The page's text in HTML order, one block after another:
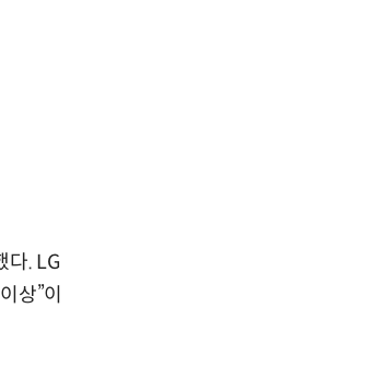
다. LG
상”이